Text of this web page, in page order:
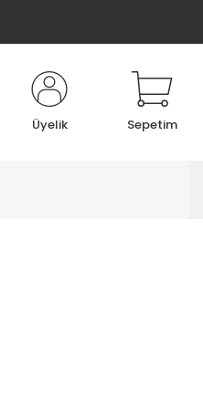
Üyelik Sepetim